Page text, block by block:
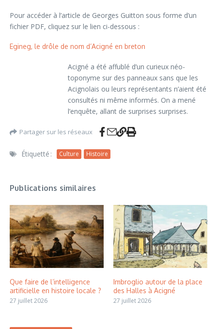
Pour accéder à l’article de Georges Guitton sous forme d’un
fichier PDF, cliquez sur le lien ci-dessous :
Egineg, le drôle de nom d’Acigné en breton
Acigné a été affublé d’un curieux néo-
toponyme sur des panneaux sans que les
Acignolais ou leurs représentants n’aient été
consultés ni même informés. On a mené
l’enquête, allant de surprises surprises.
Partager sur les réseaux
Étiquetté : Culture Histoire
Publications similaires
Que faire de l’intelligence
artificielle en histoire locale ?
27 juillet 2026
Imbroglio autour de la place
des Halles à Acigné
27 juillet 2026